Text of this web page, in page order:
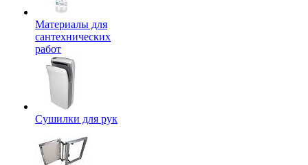
Материалы для
сантехнических
работ
Сушилки для рук